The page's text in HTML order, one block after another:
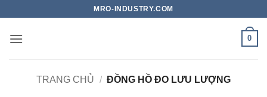
nội
MRO-INDUSTRY.COM
0
TRANG CHỦ / ĐỒNG HỒ ĐO LƯU LƯỢNG